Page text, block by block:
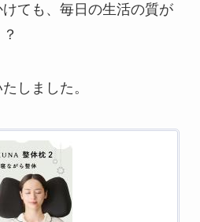
ても、毎日の生活の質が
しました。